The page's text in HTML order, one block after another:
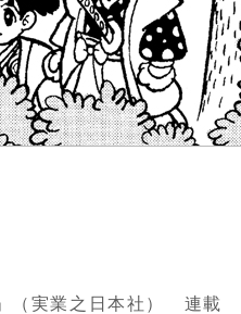
実業之日本社） 連載